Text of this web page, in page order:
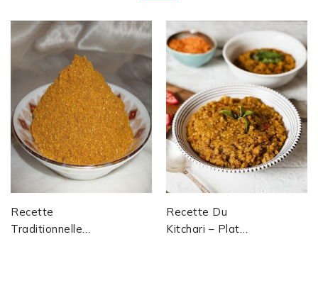
Recette
Traditionnelle
Recette Du
Kitchari – Plat